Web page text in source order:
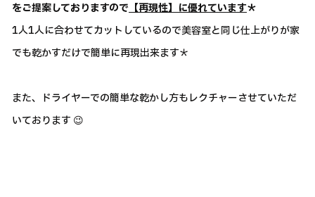
をご提案しておりますので【再現性】に優れています＊
1人1人に合わせてカットしているので美容室と同じ仕上がりが家
でも乾かすだけで簡単に再現出来ます＊
また、ドライヤーでの簡単な乾かし方もレクチャーさせていただ
いております 😉